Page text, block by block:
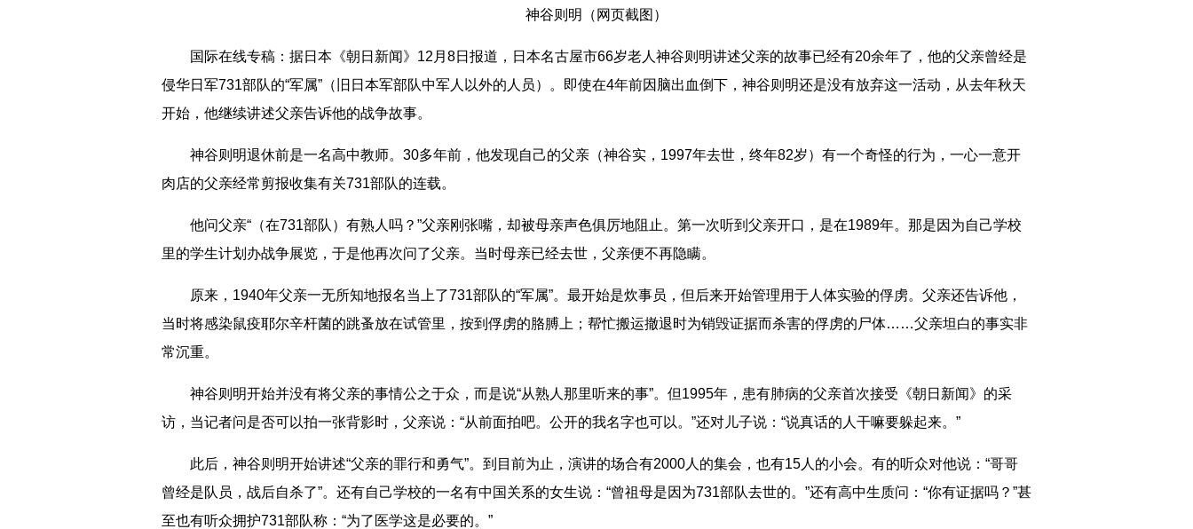
神谷则明（网页截图）
国际在线专稿：据日本《朝日新闻》12月8日报道，日本名古屋市66岁老人神谷则明讲述父亲的故事已经有20余年了，他的父亲曾经是
侵华日军731部队的“军属”（旧日本军部队中军人以外的人员）。即使在4年前因脑出血倒下，神谷则明还是没有放弃这一活动，从去年秋天
开始，他继续讲述父亲告诉他的战争故事。
神谷则明退休前是一名高中教师。30多年前，他发现自己的父亲（神谷实，1997年去世，终年82岁）有一个奇怪的行为，一心一意开
肉店的父亲经常剪报收集有关731部队的连载。
他问父亲“（在731部队）有熟人吗？”父亲刚张嘴，却被母亲声色俱厉地阻止。第一次听到父亲开口，是在1989年。那是因为自己学校
里的学生计划办战争展览，于是他再次问了父亲。当时母亲已经去世，父亲便不再隐瞒。
原来，1940年父亲一无所知地报名当上了731部队的“军属”。最开始是炊事员，但后来开始管理用于人体实验的俘虏。父亲还告诉他，
当时将感染鼠疫耶尔辛杆菌的跳蚤放在试管里，按到俘虏的胳膊上；帮忙搬运撤退时为销毁证据而杀害的俘虏的尸体……父亲坦白的事实非
常沉重。
神谷则明开始并没有将父亲的事情公之于众，而是说“从熟人那里听来的事”。但1995年，患有肺病的父亲首次接受《朝日新闻》的采
访，当记者问是否可以拍一张背影时，父亲说：“从前面拍吧。公开的我名字也可以。”还对儿子说：“说真话的人干嘛要躲起来。”
此后，神谷则明开始讲述“父亲的罪行和勇气”。到目前为止，演讲的场合有2000人的集会，也有15人的小会。有的听众对他说：“哥哥
曾经是队员，战后自杀了”。还有自己学校的一名有中国关系的女生说：“曾祖母是因为731部队去世的。”还有高中生质问：“你有证据吗？”甚
至也有听众拥护731部队称：“为了医学这是必要的。”